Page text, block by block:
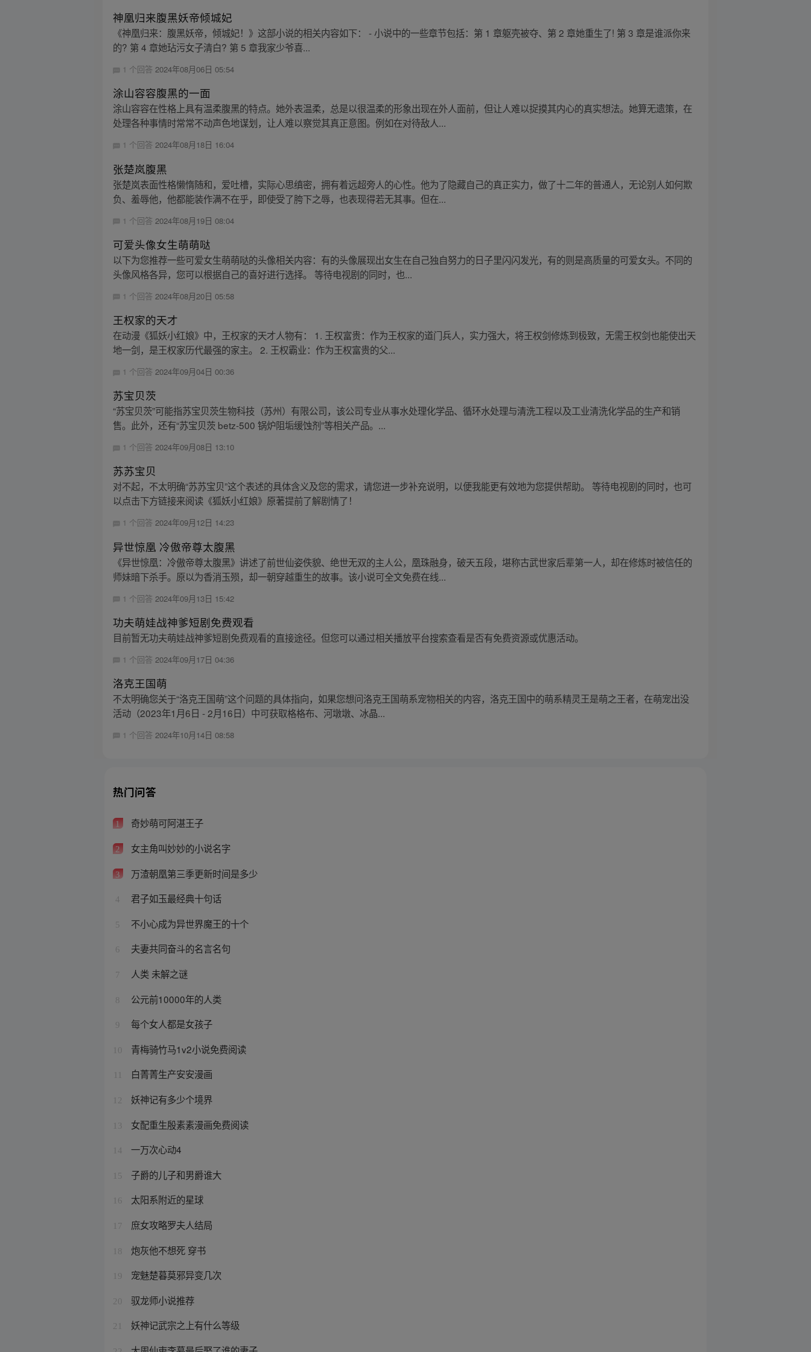
神凰归来腹黑妖帝倾城妃
《神凰归来：腹黑妖帝，倾城妃！》这部小说的相关内容如下： - 小说中的一些章节包括：第 1 章躯壳被夺、第 2 章她重生了! 第 3 章是谁派你来
的? 第 4 章她玷污女子清白? 第 5 章我家少爷喜...
1 个回答2024年08月06日 05:54
涂山容容腹黑的一面
涂山容容在性格上具有温柔腹黑的特点。她外表温柔，总是以很温柔的形象出现在外人面前，但让人难以捉摸其内心的真实想法。她算无遗策，在
处理各种事情时常常不动声色地谋划，让人难以察觉其真正意图。例如在对待敌人...
1 个回答2024年08月18日 16:04
张楚岚腹黑
张楚岚表面性格懒惰随和，爱吐槽，实际心思缜密，拥有着远超旁人的心性。他为了隐藏自己的真正实力，做了十二年的普通人，无论别人如何欺
负、羞辱他，他都能装作满不在乎，即使受了胯下之辱，也表现得若无其事。但在...
1 个回答 2024年08月19日 08:04
可爱头像女生萌萌哒
以下为您推荐一些可爱女生萌萌哒的头像相关内容：有的头像展现出女生在自己独自努力的日子里闪闪发光，有的则是高质量的可爱女头。不同的
头像风格各异，您可以根据自己的喜好进行选择。 等待电视剧的同时，也...
1 个回答 2024年08月20日 05:58
王权家的天才
在动漫《狐妖小红娘》中，王权家的天才人物有： 1. 王权富贵：作为王权家的道门兵人，实力强大，将王权剑修炼到极致，无需王权剑也能使出天
地一剑，是王权家历代最强的家主。 2. 王权霸业：作为王权富贵的父...
1 个回答2024年09月04日 00:36
苏宝贝茨
“苏宝贝茨”可能指苏宝贝茨生物科技（苏州）有限公司，该公司专业从事水处理化学品、循环水处理与清洗工程以及工业清洗化学品的生产和销
售。此外，还有“苏宝贝茨 betz-500 锅炉阻垢缓蚀剂”等相关产品。...
1 个回答2024年09月08日 13:10
苏苏宝贝
对不起，不太明确“苏苏宝贝”这个表述的具体含义及您的需求，请您进一步补充说明，以便我能更有效地为您提供帮助。 等待电视剧的同时，也可
以点击下方链接来阅读《狐妖小红娘》原著提前了解剧情了！
1 个回答2024年09月12日 14:23
异世惊凰 冷傲帝尊太腹黑
《异世惊凰：冷傲帝尊太腹黑》讲述了前世仙姿佚貌、绝世无双的主人公，凰珠融身，破天五段，堪称古武世家后辈第一人，却在修炼时被信任的
师妹暗下杀手。原以为香消玉殒，却一朝穿越重生的故事。该小说可全文免费在线...
1 个回答 2024年09月13日 15:42
功夫萌娃战神爹短剧免费观看
目前暂无功夫萌娃战神爹短剧免费观看的直接途径。但您可以通过相关播放平台搜索查看是否有免费资源或优惠活动。
1 个回答 2024年09月17日 04:36
洛克王国萌
不太明确您关于“洛克王国萌”这个问题的具体指向，如果您想问洛克王国萌系宠物相关的内容，洛克王国中的萌系精灵王是萌之王者，在萌宠出没
活动（2023年1月6日 - 2月16日）中可获取格格布、河墩墩、冰晶...
1 个回答2024年10月14日 08:58
热门问答
1 奇妙萌可阿湛王子
2 女主角叫妙妙的小说名字
3 万渣朝凰第三季更新时间是多少
4 君子如玉最经典十句话
5 不小心成为异世界魔王的十个
6 夫妻共同奋斗的名言名句
7 人类 未解之谜
8 公元前10000年的人类
9 每个女人都是女孩子
10 青梅骑竹马1v2小说免费阅读
白菁菁生产安安漫画
12 妖神记有多少个境界
13 女配重生殷素素漫画免费阅读
14 一万次心动4
15 子爵的儿子和男爵谁大
16 太阳系附近的星球
17 庶女攻略罗夫人结局
18 炮灰他不想死 穿书
19 宠魅楚暮莫邪异变几次
20 驭龙师小说推荐
21 妖神记武宗之上有什么等级